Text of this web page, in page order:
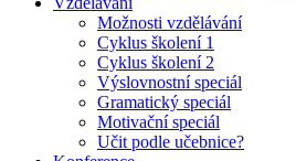
Možnosti vzdělávání
Cyklus školení 1
Cyklus školení 2
Výslovnostní speciál
Gramatický speciál
Motivační speciál
Učit podle učebnice?